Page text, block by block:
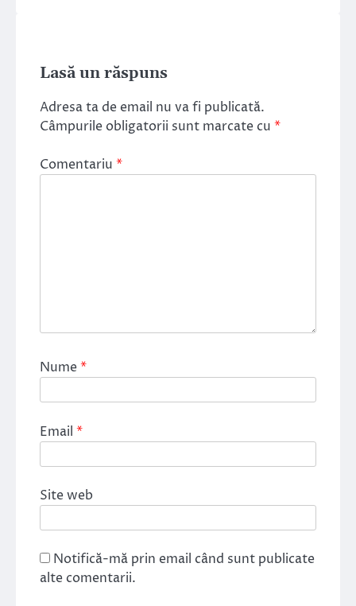
Lasă un răspuns
Adresa ta de email nu va fi publicată.
Câmpurile obligatorii sunt marcate cu *
Comentariu *
Nume*
Email *
Site web
Notifică-mă prin email când sunt publicate
alte comentarii.